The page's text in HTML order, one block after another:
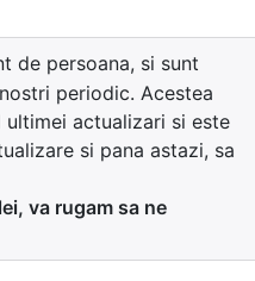
de persoana, si sunt
periodic. Acestea
actualizari si este
si pana astazi, sa
va rugam sa ne